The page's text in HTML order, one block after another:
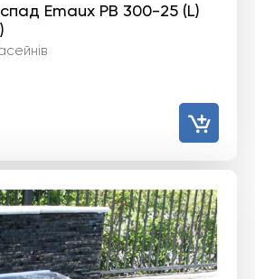
Emaux PB 300-25 (L)